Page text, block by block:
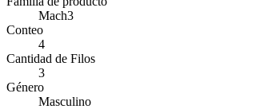
Mach3
Conteo
4
Cantidad de Filos
3
Género
Masculino